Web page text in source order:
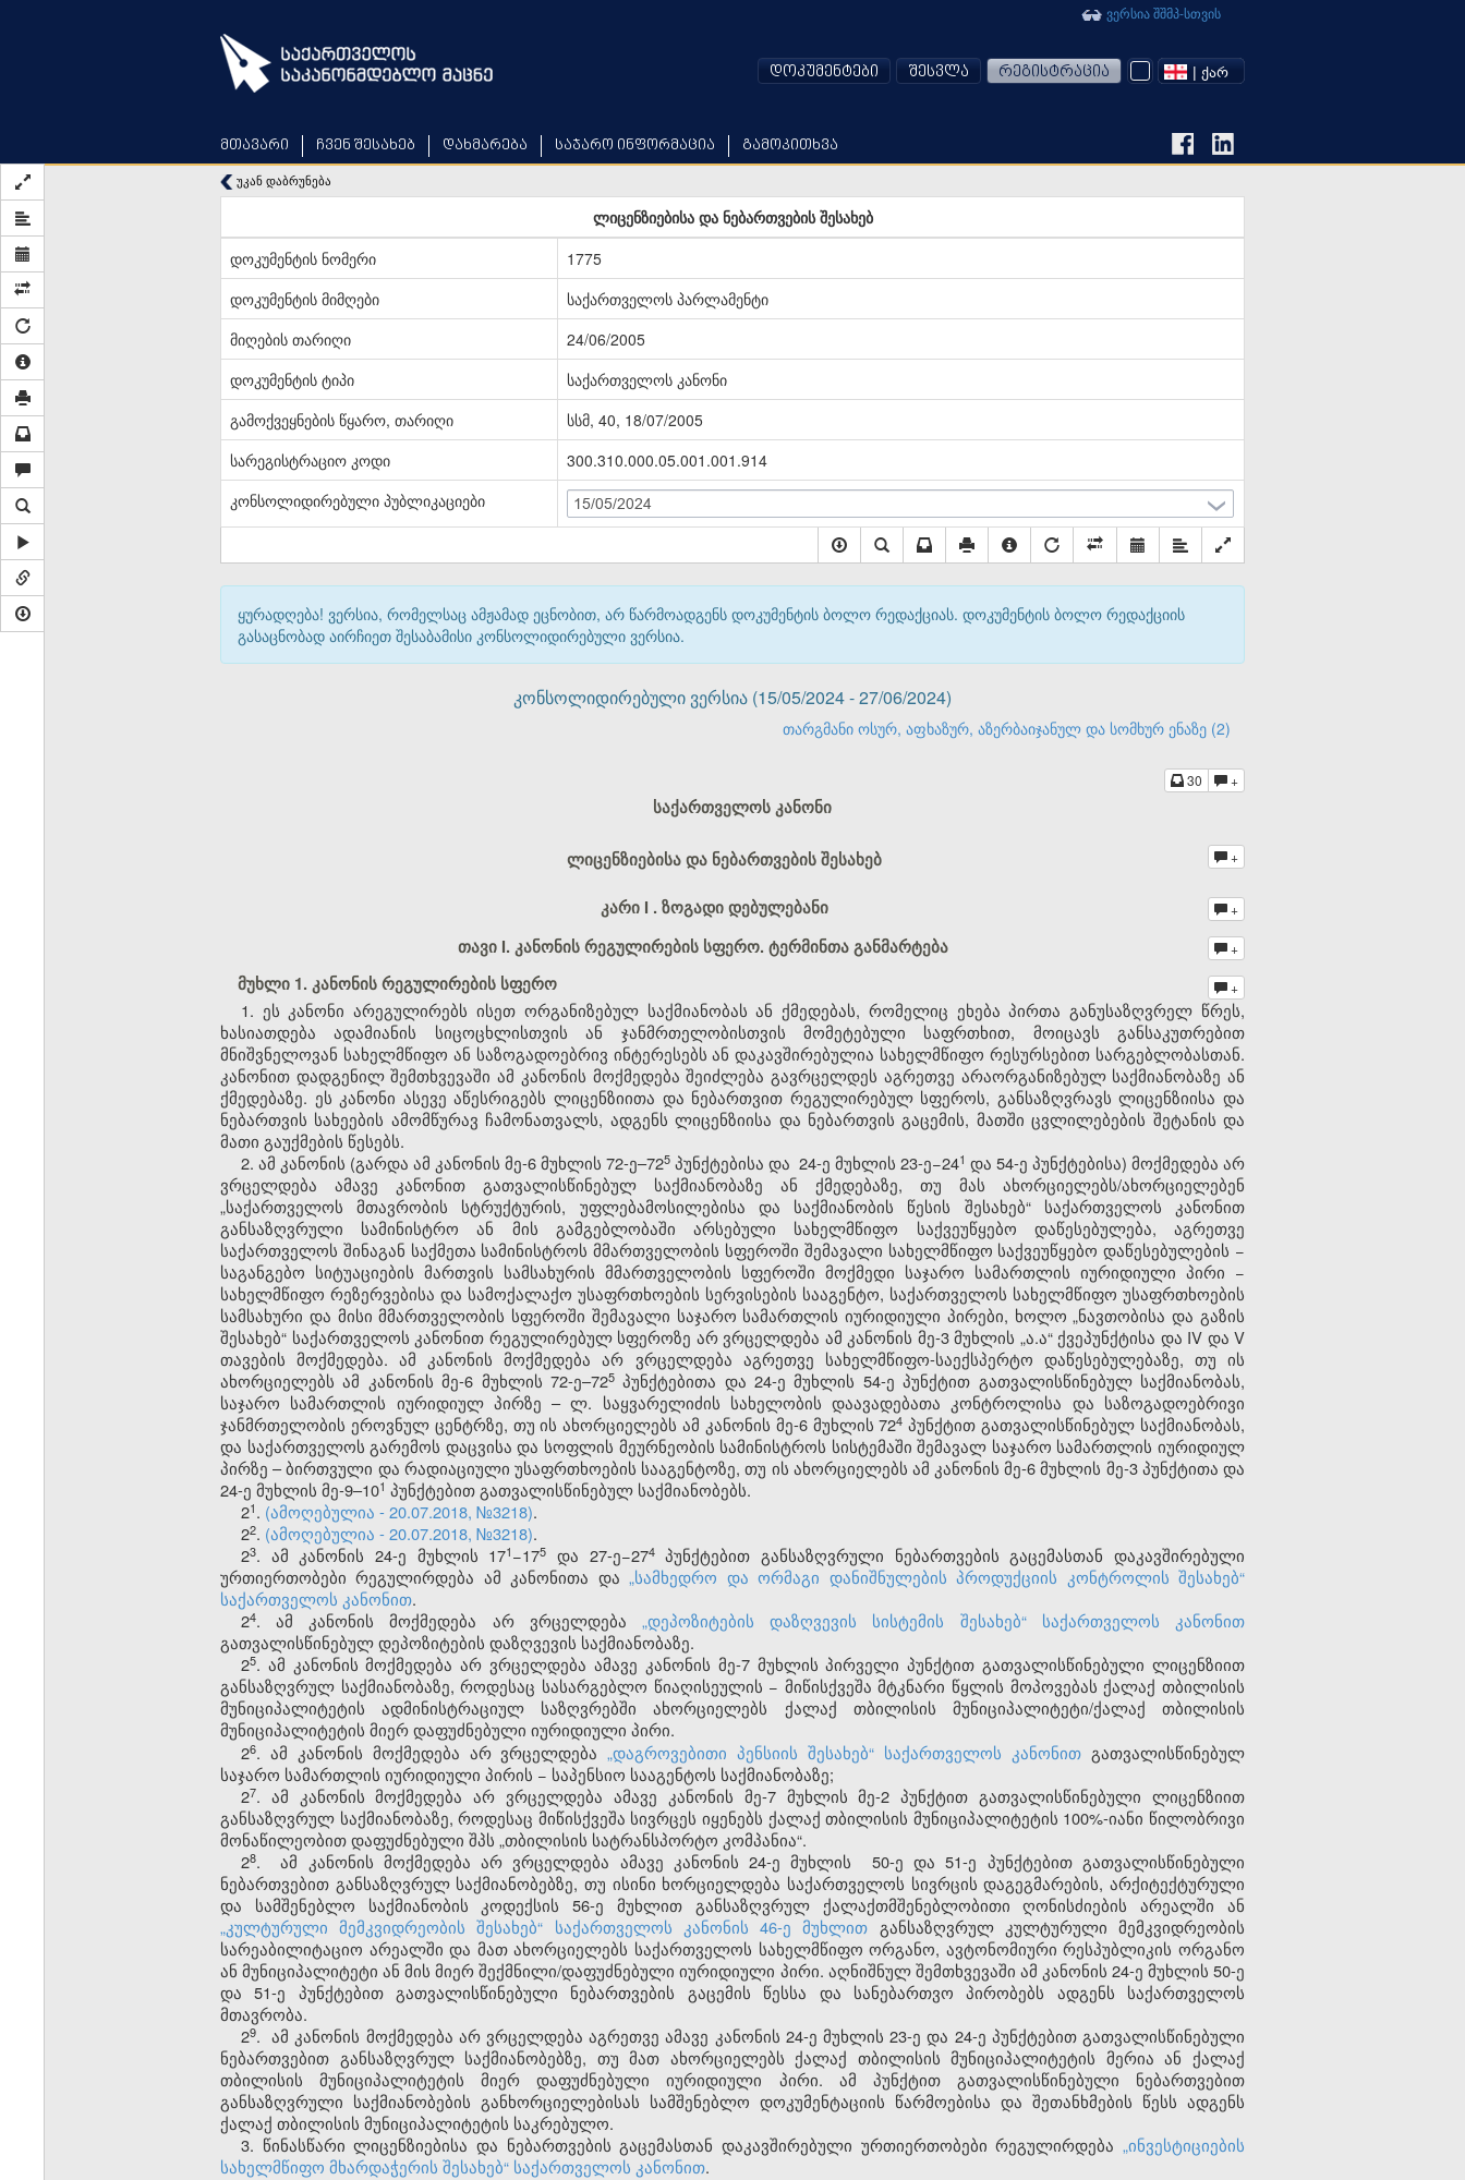
მთავარი ჩვენ შესახებ დახმარება საჯარო ინფორმაცია გამოკითხვა
ვერსია შშმპ-სთვის
დოკუმენტები შესვლა რეგისტრაცია | ᲥᲐᲠ
უკან დაბრუნება
ლიცენზიებისა და ნებართვების შესახებ
დოკუმენტის ნომერი
1775
დოკუმენტის მიმღები
საქართველოს პარლამენტი
მიღების თარიღი
24/06/2005
დოკუმენტის ტიპი
საქართველოს კანონი
გამოქვეყნების წყარო, თარიღი
სსმ, 40, 18/07/2005
სარეგისტრაციო კოდი
300.310.000.05.001.001.914
კონსოლიდირებული პუბლიკაციები
15/05/2024
ყურადღება! ვერსია, რომელსაც ამჟამად ეცნობით, არ წარმოადგენს დოკუმენტის ბოლო რედაქციას. დოკუმენტის ბოლო რედაქციის
გასაცნობად აირჩიეთ შესაბამისი კონსოლიდირებული ვერსია.
კონსოლიდირებული ვერსია (15/05/2024 - 27/06/2024)
თარგმანი ოსურ, აფხაზურ, აზერბაიჯანულ და სომხურ ენაზე (2)
30 +
საქართველოს კანონი
ლიცენზიებისა და ნებართვების შესახებ +
კარი I . ზოგადი დებულებანი +
თავი I. კანონის რეგულირების სფერო. ტერმინთა განმარტება +
მუხლი 1. კანონის რეგულირების სფერო +
1. ეს კანონი არეგულირებს ისეთ ორგანიზებულ საქმიანობას ან ქმედებას, რომელიც ეხება პირთა განუსაზღვრელ წრეს,
ხასიათდება ადამიანის სიცოცხლისთვის ან ჯანმრთელობისთვის მომეტებული საფრთხით, მოიცავს განსაკუთრებით
მნიშვნელოვან სახელმწიფო ან საზოგადოებრივ ინტერესებს ან დაკავშირებულია სახელმწიფო რესურსებით სარგებლობასთან.
კანონით დადგენილ შემთხვევაში ამ კანონის მოქმედება შეიძლება გავრცელდეს აგრეთვე არაორგანიზებულ საქმიანობაზე ან
ქმედებაზე. ეს კანონი ასევე აწესრიგებს ლიცენზიითა და ნებართვით რეგულირებულ სფეროს, განსაზღვრავს ლიცენზიისა და
ნებართვის სახეების ამომწურავ ჩამონათვალს, ადგენს ლიცენზიისა და ნებართვის გაცემის, მათში ცვლილებების შეტანის და
მათი გაუქმების წესებს.
2. ამ კანონის (გარდა ამ კანონის მე-6 მუხლის 72-ე–72​5პუნქტებისა და 24-ე მუხლის 23-ე−24​1 და 54-ე პუნქტებისა) მოქმედება არ
ვრცელდება ამავე კანონით გათვალისწინებულ საქმიანობაზე ან ქმედებაზე, თუ მას ახორციელებს/ახორციელებენ
„საქართველოს მთავრობის სტრუქტურის, უფლებამოსილებისა და საქმიანობის წესის შესახებ“ საქართველოს კანონით
განსაზღვრული სამინისტრო ან მის გამგებლობაში არსებული სახელმწიფო საქვეუწყებო დაწესებულება, აგრეთვე
საქართველოს შინაგან საქმეთა სამინისტროს მმართველობის სფეროში შემავალი სახელმწიფო საქვეუწყებო დაწესებულების −
საგანგებო სიტუაციების მართვის სამსახურის მმართველობის სფეროში მოქმედი საჯარო სამართლის იურიდიული პირი −
სახელმწიფო რეზერვებისა და სამოქალაქო უსაფრთხოების სერვისების სააგენტო, საქართველოს სახელმწიფო უსაფრთხოების
სამსახური და მისი მმართველობის სფეროში შემავალი საჯარო სამართლის იურიდიული პირები, ხოლო „ნავთობისა და გაზის
შესახებ“ საქართველოს კანონით რეგულირებულ სფეროზე არ ვრცელდება ამ კანონის მე-3 მუხლის „ა.ა“ ქვეპუნქტისა და IV და V
თავების მოქმედება. ამ კანონის მოქმედება არ ვრცელდება აგრეთვე სახელმწიფო-საექსპერტო დაწესებულებაზე, თუ ის
ახორციელებს ამ კანონის მე-6 მუხლის 72-ე–72​5პუნქტებითა და 24-ე მუხლის 54-ე პუნქტით გათვალისწინებულ საქმიანობას,
საჯარო სამართლის იურიდიულ პირზე – ლ. საყვარელიძის სახელობის დაავადებათა კონტროლისა და საზოგადოებრივი
ჯანმრთელობის ეროვნულ ცენტრზე, თუ ის ახორციელებს ამ კანონის მე-6 მუხლის 72​4 პუნქტით გათვალისწინებულ საქმიანობას,
და საქართველოს გარემოს დაცვისა და სოფლის მეურნეობის სამინისტროს სისტემაში შემავალ საჯარო სამართლის იურიდიულ
პირზე – ბირთვული და რადიაციული უსაფრთხოების სააგენტოზე, თუ ის ახორციელებს ამ კანონის მე-6 მუხლის მე-3 პუნქტითა და
24-ე მუხლის მე-9–10​1 პუნქტებით გათვალისწინებულ საქმიანობებს.
2​1. (ამოღებულია - 20.07.2018, №3218).
2​2. (ამოღებულია - 20.07.2018, №3218).
2​3. ამ კანონის 24-ე მუხლის 17​1−17​5 და 27-ე−27​4პუნქტებით განსაზღვრული ნებართვების გაცემასთან დაკავშირებული
ურთიერთობები რეგულირდება ამ კანონითა და„სამხედრო და ორმაგი დანიშნულების პროდუქციის კონტროლის შესახებ“
საქართველოს კანონით.
2​4. ამ კანონის მოქმედება არ ვრცელდება„დეპოზიტების დაზღვევის სისტემის შესახებ“ საქართველოს კანონით
გათვალისწინებულ დეპოზიტების დაზღვევის საქმიანობაზე.
2​5. ამ კანონის მოქმედება არ ვრცელდება ამავე კანონის მე-7 მუხლის პირველი პუნქტით გათვალისწინებული ლიცენზიით
განსაზღვრულ საქმიანობაზე, როდესაც სასარგებლო წიაღისეულის − მიწისქვეშა მტკნარი წყლის მოპოვებას ქალაქ თბილისის
მუნიციპალიტეტის ადმინისტრაციულ საზღვრებში ახორციელებს ქალაქ თბილისის მუნიციპალიტეტი/ქალაქ თბილისის
მუნიციპალიტეტის მიერ დაფუძნებული იურიდიული პირი.
2​6. ამ კანონის მოქმედება არ ვრცელდება„დაგროვებითი პენსიის შესახებ“ საქართველოს კანონით გათვალისწინებულ
საჯარო სამართლის იურიდიული პირის − საპენსიო სააგენტოს საქმიანობაზე;
2​7. ამ კანონის მოქმედება არ ვრცელდება ამავე კანონის მე-7 მუხლის მე-2 პუნქტით გათვალისწინებული ლიცენზიით
განსაზღვრულ საქმიანობაზე, როდესაც მიწისქვეშა სივრცეს იყენებს ქალაქ თბილისის მუნიციპალიტეტის 100%-იანი წილობრივი
მონაწილეობით დაფუძნებული შპს „თბილისის სატრანსპორტო კომპანია“.
2​8. ამ კანონის მოქმედება არ ვრცელდება ამავე კანონის 24-ე მუხლის 50-ე და 51-ე პუნქტებით გათვალისწინებული
ნებართვებით განსაზღვრულ საქმიანობებზე, თუ ისინი ხორციელდება საქართველოს სივრცის დაგეგმარების, არქიტექტურული
და სამშენებლო საქმიანობის კოდექსის 56-ე მუხლით განსაზღვრულ ქალაქთმშენებლობითი ღონისძიების არეალში ან
„კულტურული მემკვიდრეობის შესახებ“ საქართველოს კანონის 46-ე მუხლით განსაზღვრულ კულტურული მემკვიდრეობის
სარეაბილიტაციო არეალში და მათ ახორციელებს საქართველოს სახელმწიფო ორგანო, ავტონომიური რესპუბლიკის ორგანო
ან მუნიციპალიტეტი ან მის მიერ შექმნილი/დაფუძნებული იურიდიული პირი. აღნიშნულ შემთხვევაში ამ კანონის 24-ე მუხლის 50-ე
და 51-ე პუნქტებით გათვალისწინებული ნებართვების გაცემის წესსა და სანებართვო პირობებს ადგენს საქართველოს
მთავრობა.
2​9. ამ კანონის მოქმედება არ ვრცელდება აგრეთვე ამავე კანონის 24-ე მუხლის 23-ე და 24-ე პუნქტებით გათვალისწინებული
ნებართვებით განსაზღვრულ საქმიანობებზე, თუ მათ ახორციელებს ქალაქ თბილისის მუნიციპალიტეტის მერია ან ქალაქ
თბილისის მუნიციპალიტეტის მიერ დაფუძნებული იურიდიული პირი. ამ პუნქტით გათვალისწინებული ნებართვებით
განსაზღვრული საქმიანობების განხორციელებისას სამშენებლო დოკუმენტაციის წარმოებისა და შეთანხმების წესს ადგენს
ქალაქ თბილისის მუნიციპალიტეტის საკრებულო.
3. წინასწარი ლიცენზიებისა და ნებართვების გაცემასთან დაკავშირებული ურთიერთობები რეგულირდება „ინვესტიციების
სახელმწიფო მხარდაჭერის შესახებ“ საქართველოს კანონით.